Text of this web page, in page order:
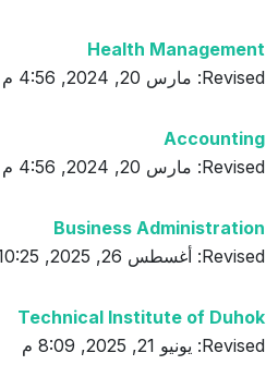
Health Management
Revised: مارس 20, 2024, 4:56 م
Accounting
Revised: مارس 20, 2024, 4:56 م
Business Administration
Revised: أغسطس 26, 2025, 10:25 ص
Technical Institute of Duhok
Revised: يونيو 21, 2025, 8:09 م